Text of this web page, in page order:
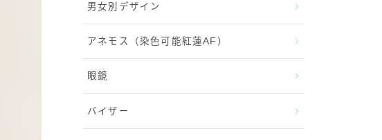
男女別デザイン
アネモス（染色可能紅蓮AF）
眼鏡
バイザー